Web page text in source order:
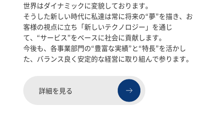
世界はダイナミックに変貌しております。
そうした新しい時代に私達は常に将来の“夢”を描き、お
客様の視点に立ち「新しいテクノロジー」を通じ
て、“サービス”をベースに社会に貢献します。
今後も、各事業部門の“豊富な実績”と“特長”を活かし
た、バランス良く安定的な経営に取り組んで参ります。
詳細を見る